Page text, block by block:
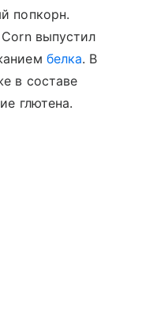
попкорн.
выпустил
белка. В
в составе
глютена.